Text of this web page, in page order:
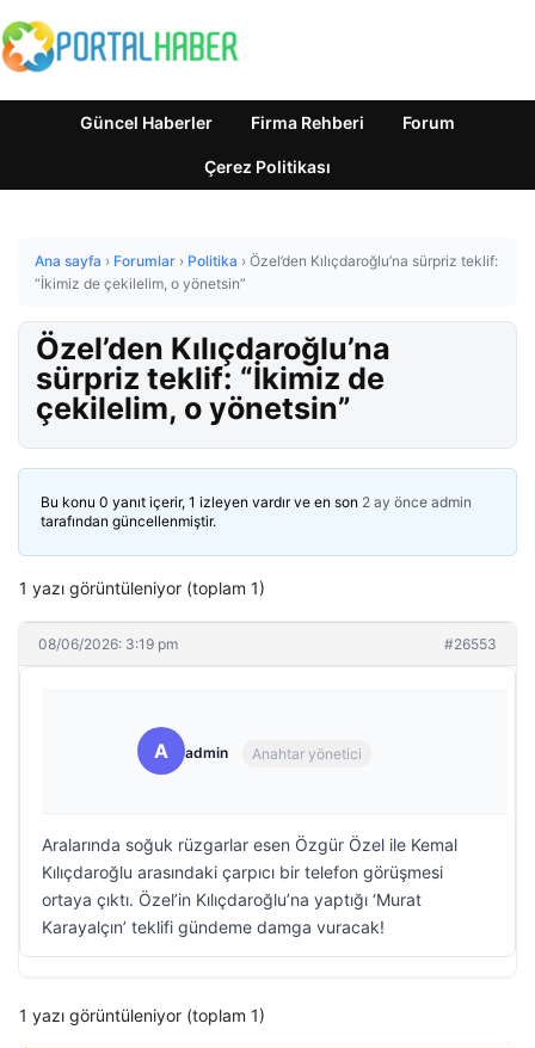
Güncel Haberler Firma Rehberi Forum
Çerez Politikası
Ana sayfa › Forumlar › Politika › Özel’den Kılıçdaroğlu’na sürpriz teklif:
“İkimiz de çekilelim, o yönetsin”
Özel’den Kılıçdaroğlu’na
sürpriz teklif: “İkimiz de
çekilelim, o yönetsin”
Bu konu 0 yanıt içerir, 1 izleyen vardır ve en son 2 ay önce admin
tarafından güncellenmiştir.
1 yazı görüntüleniyor (toplam 1)
08/06/2026: 3:19 pm #26553
A admin Anahtar yönetici
Aralarında soğuk rüzgarlar esen Özgür Özel ile Kemal
Kılıçdaroğlu arasındaki çarpıcı bir telefon görüşmesi
ortaya çıktı. Özel’in Kılıçdaroğlu’na yaptığı ‘Murat
Karayalçın’ teklifi gündeme damga vuracak!
1 yazı görüntüleniyor (toplam 1)